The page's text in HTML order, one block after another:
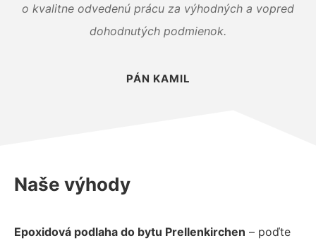
o kvalitne odvedenú prácu za výhodných a vopred
dohodnutých podmienok.
PÁN KAMIL
Naše výhody
Epoxidová podlaha do bytu Prellenkirchen – poďte